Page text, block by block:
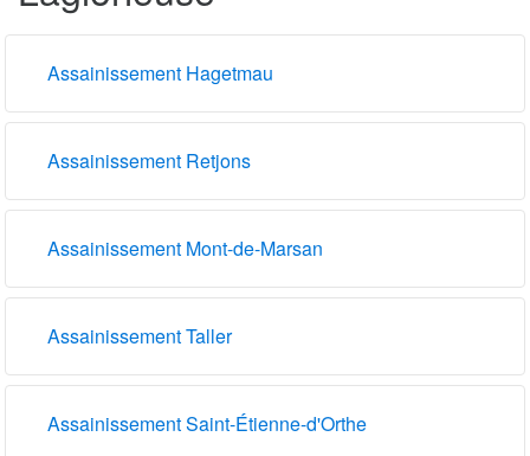
Assainissement Hagetmau
Assainissement Retjons
Assainissement Mont-de-Marsan
Assainissement Taller
Assainissement Saint-Étienne-d'Orthe